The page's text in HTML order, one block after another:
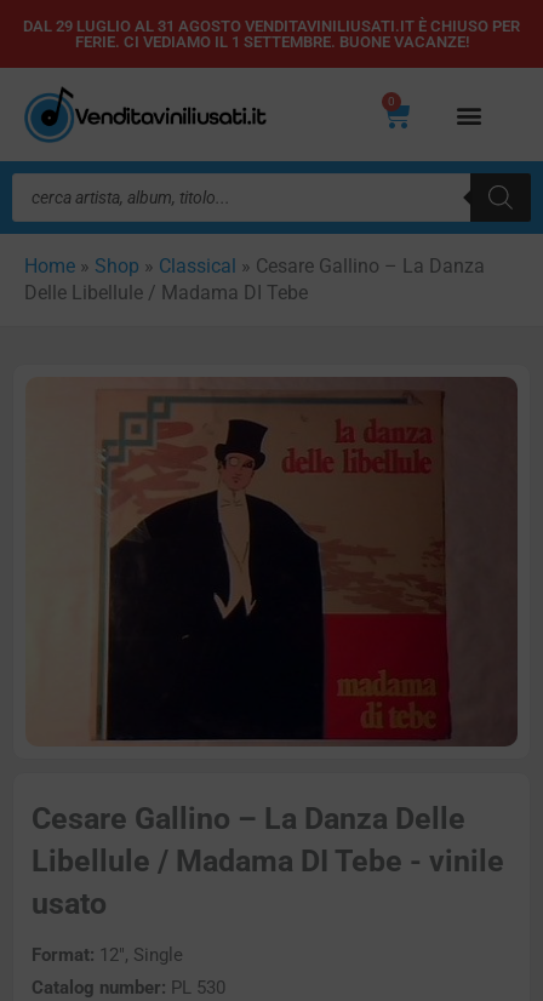
Vai
contenuto
DAL 29 LUGLIO AL 31 AGOSTO VENDITAVINILIUSATI.IT È CHIUSO PER
FERIE. CI VEDIAMO IL 1 SETTEMBRE. BUONE VACANZE!
0
Carrello
Ricerca
prodotti
Home » Shop » Classical » Cesare Gallino – La Danza
Delle Libellule / Madama DI Tebe
Cesare Gallino – La Danza Delle
Libellule / Madama DI Tebe - vinile
usato
Format: 12″, Single
Catalog number: PL 530